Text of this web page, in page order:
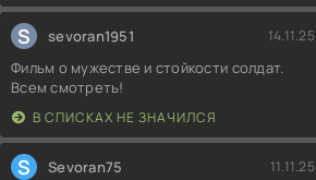
S sevoran1951 14.11.25
Фильм о мужестве и стойкости солдат.
Всем смотреть!
В СПИСКАХ НЕ ЗНАЧИЛСЯ
S Sevoran75 11.11.25